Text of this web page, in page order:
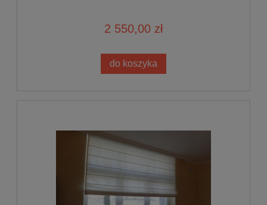
2 550,00 zł
do koszyka